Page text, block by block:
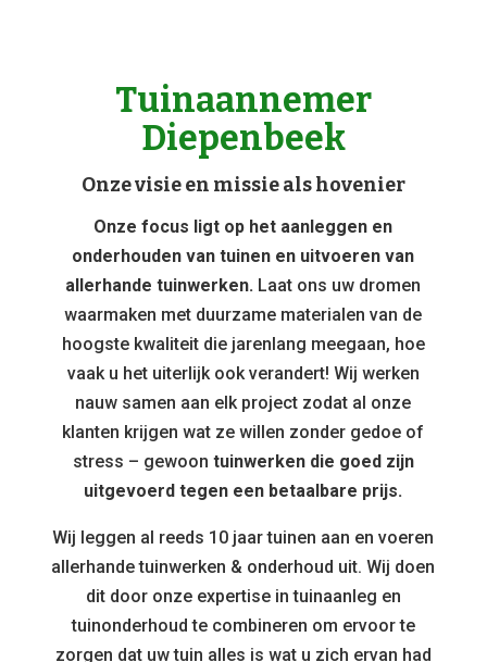
Tuinaannemer
Diepenbeek
Onze visie en missie als hovenier
Onze focus ligt op het aanleggen en
onderhouden van tuinen en uitvoeren van
allerhande tuinwerken. Laat ons uw dromen
waarmaken met duurzame materialen van de
hoogste kwaliteit die jarenlang meegaan, hoe
vaak u het uiterlijk ook verandert! Wij werken
nauw samen aan elk project zodat al onze
klanten krijgen wat ze willen zonder gedoe of
stress – gewoon tuinwerken die goed zijn
uitgevoerd tegen een betaalbare prijs.
Wij leggen al reeds 10 jaar tuinen aan en voeren
allerhande tuinwerken & onderhoud uit. Wij doen
dit door onze expertise in tuinaanleg en
tuinonderhoud te combineren om ervoor te
zorgen dat uw tuin alles is wat u zich ervan had